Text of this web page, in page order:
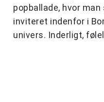
popballade, hvor
inviteret indenfor i
univers. Inderligt,